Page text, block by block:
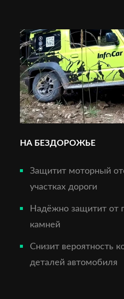
НА БЕЗДОРОЖЬЕ
Защитит моторный
участках дороги
Надёжно защитит от
камней
Снизит вероятность
деталей автомобиля